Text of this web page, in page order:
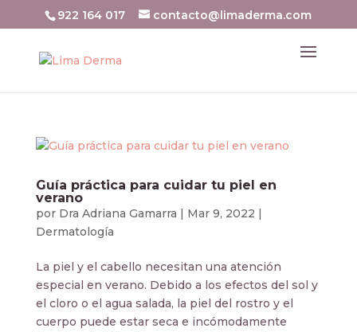
922 164 017 contacto@limaderma.com
Guía práctica para cuidar tu piel en
verano
por Dra Adriana Gamarra | Mar 9, 2022 |
Dermatología
La piel y el cabello necesitan una atención
especial en verano. Debido a los efectos del sol y
el cloro o el agua salada, la piel del rostro y el
cuerpo puede estar seca e incómodamente